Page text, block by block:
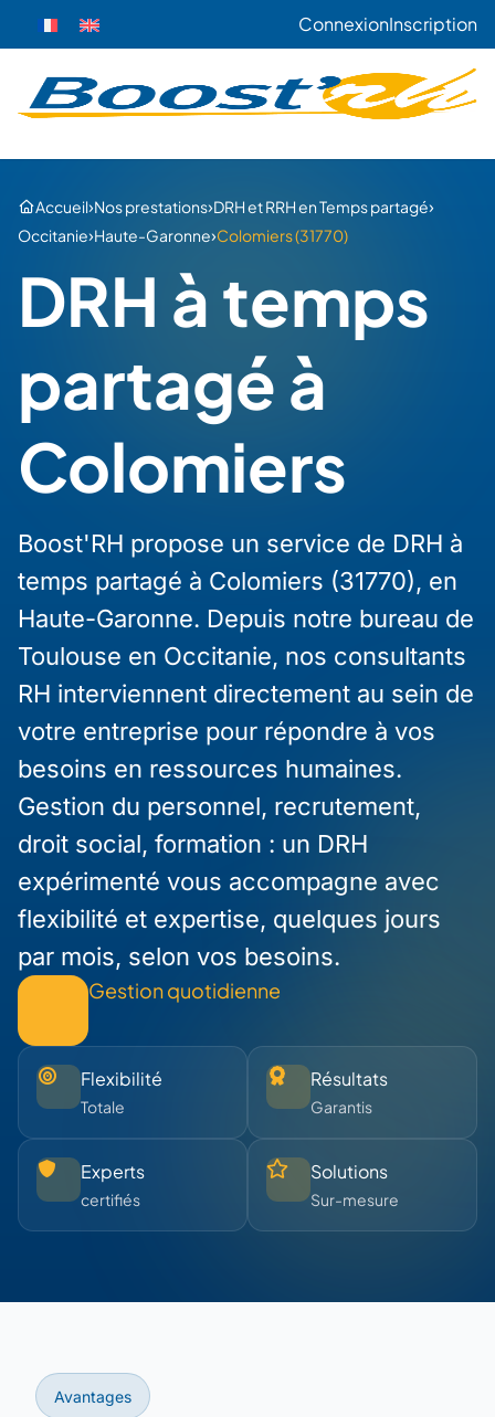
ConnexionInscription
Accueil›Nos prestations›DRH et RRH en Temps partagé›
Occitanie›Haute-Garonne›Colomiers (31770)
DRH à temps
partagé à
Colomiers
Boost'RH propose un service de DRH à
temps partagé à Colomiers (31770), en
Haute-Garonne. Depuis notre bureau de
Toulouse en Occitanie, nos consultants
RH interviennent directement au sein de
votre entreprise pour répondre à vos
besoins en ressources humaines.
Gestion du personnel, recrutement,
droit social, formation : un DRH
expérimenté vous accompagne avec
flexibilité et expertise, quelques jours
par mois, selon vos besoins.
Gestion quotidienne
Flexibilité
Totale
Résultats
Garantis
Experts
certifiés
Solutions
Sur-mesure
Avantages